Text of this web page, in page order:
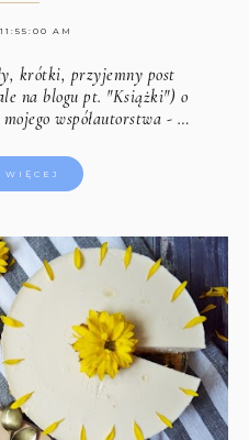
AM
krótki, przyjemny post
na blogu pt. "Książki") o
współautorstwa - …
WIĘCEJ